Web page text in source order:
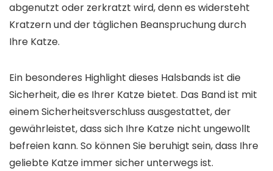
abgenutzt oder zerkratzt wird, denn es widersteht
Kratzern und der täglichen Beanspruchung durch
Ihre Katze.
Ein besonderes Highlight dieses Halsbands ist die
Sicherheit, die es Ihrer Katze bietet. Das Band ist mit
einem Sicherheitsverschluss ausgestattet, der
gewährleistet, dass sich Ihre Katze nicht ungewollt
befreien kann. So können Sie beruhigt sein, dass Ihre
geliebte Katze immer sicher unterwegs ist.